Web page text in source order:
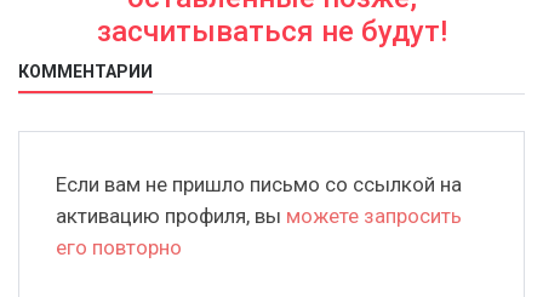
засчитываться не будут!
КОММЕНТАРИИ
Если вам не пришло письмо со ссылкой на
активацию профиля, вы можете запросить
его повторно